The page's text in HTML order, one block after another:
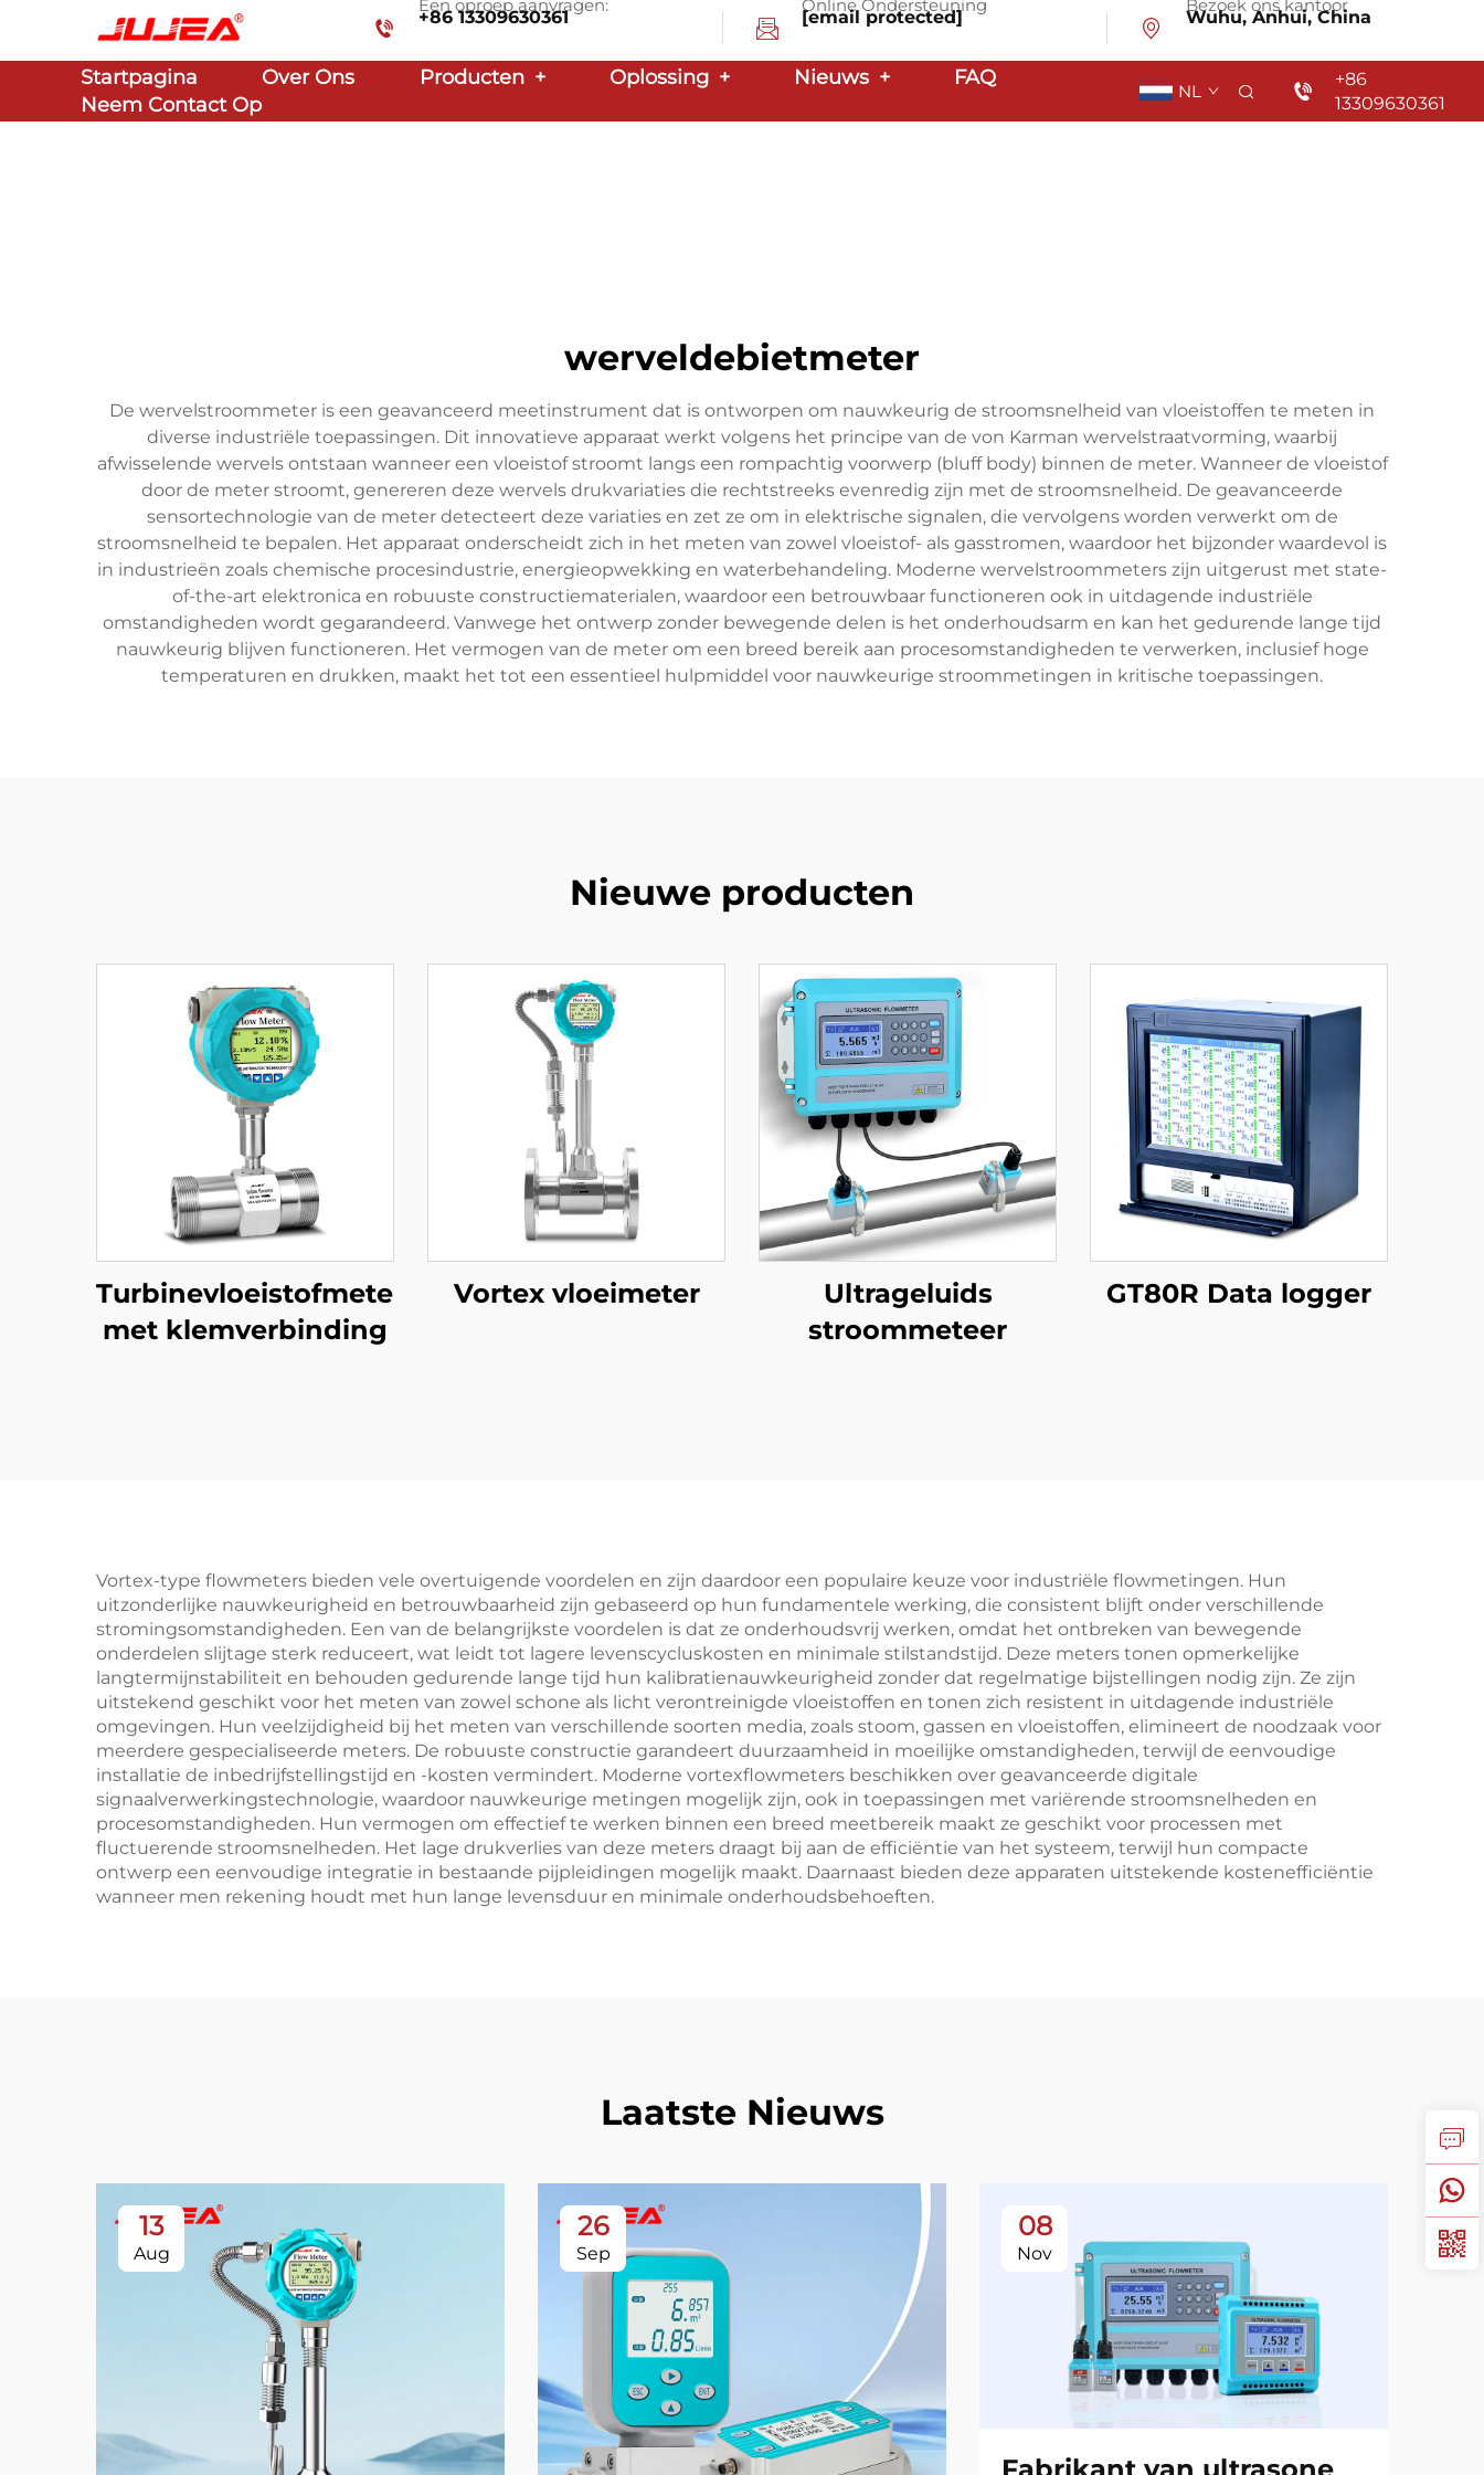
Een oproep aanvragen:
+86 13309630361
Online Ondersteuning
[email protected]
Bezoek ons kantoor
Wuhu, Anhui, China
Startpagina Over Ons Producten + Oplossing + Nieuws +
FAQ
Neem Contact Op
NL
+86
13309630361
werveldebietmeter
De wervelstroommeter is een geavanceerd meetinstrument dat is ontworpen om nauwkeurig de stroomsnelheid van vloeistoffen te meten in
diverse industriële toepassingen. Dit innovatieve apparaat werkt volgens het principe van de von Karman wervelstraatvorming, waarbij
afwisselende wervels ontstaan wanneer een vloeistof stroomt langs een rompachtig voorwerp (bluff body) binnen de meter. Wanneer de vloeistof
door de meter stroomt, genereren deze wervels drukvariaties die rechtstreeks evenredig zijn met de stroomsnelheid. De geavanceerde
sensortechnologie van de meter detecteert deze variaties en zet ze om in elektrische signalen, die vervolgens worden verwerkt om de
stroomsnelheid te bepalen. Het apparaat onderscheidt zich in het meten van zowel vloeistof- als gasstromen, waardoor het bijzonder waardevol is
in industrieën zoals chemische procesindustrie, energieopwekking en waterbehandeling. Moderne wervelstroommeters zijn uitgerust met state-
of-the-art elektronica en robuuste constructiematerialen, waardoor een betrouwbaar functioneren ook in uitdagende industriële
omstandigheden wordt gegarandeerd. Vanwege het ontwerp zonder bewegende delen is het onderhoudsarm en kan het gedurende lange tijd
nauwkeurig blijven functioneren. Het vermogen van de meter om een breed bereik aan procesomstandigheden te verwerken, inclusief hoge
temperaturen en drukken, maakt het tot een essentieel hulpmiddel voor nauwkeurige stroommetingen in kritische toepassingen.
Nieuwe producten
Turbinevloeistofmeter
met klemverbinding
Vortex vloeimeter
Ultrageluids
stroommeteer
GT80R Data logger
Vortex-type flowmeters bieden vele overtuigende voordelen en zijn daardoor een populaire keuze voor industriële flowmetingen. Hun
uitzonderlijke nauwkeurigheid en betrouwbaarheid zijn gebaseerd op hun fundamentele werking, die consistent blijft onder verschillende
stromingsomstandigheden. Een van de belangrijkste voordelen is dat ze onderhoudsvrij werken, omdat het ontbreken van bewegende
onderdelen slijtage sterk reduceert, wat leidt tot lagere levenscycluskosten en minimale stilstandstijd. Deze meters tonen opmerkelijke
langtermijnstabiliteit en behouden gedurende lange tijd hun kalibratienauwkeurigheid zonder dat regelmatige bijstellingen nodig zijn. Ze zijn
uitstekend geschikt voor het meten van zowel schone als licht verontreinigde vloeistoffen en tonen zich resistent in uitdagende industriële
omgevingen. Hun veelzijdigheid bij het meten van verschillende soorten media, zoals stoom, gassen en vloeistoffen, elimineert de noodzaak voor
meerdere gespecialiseerde meters. De robuuste constructie garandeert duurzaamheid in moeilijke omstandigheden, terwijl de eenvoudige
installatie de inbedrijfstellingstijd en -kosten vermindert. Moderne vortexflowmeters beschikken over geavanceerde digitale
signaalverwerkingstechnologie, waardoor nauwkeurige metingen mogelijk zijn, ook in toepassingen met variërende stroomsnelheden en
procesomstandigheden. Hun vermogen om effectief te werken binnen een breed meetbereik maakt ze geschikt voor processen met
fluctuerende stroomsnelheden. Het lage drukverlies van deze meters draagt bij aan de efficiëntie van het systeem, terwijl hun compacte
ontwerp een eenvoudige integratie in bestaande pijpleidingen mogelijk maakt. Daarnaast bieden deze apparaten uitstekende kostenefficiëntie
wanneer men rekening houdt met hun lange levensduur en minimale onderhoudsbehoeften.
Laatste Nieuws
13
Aug
26
Sep
08
Nov